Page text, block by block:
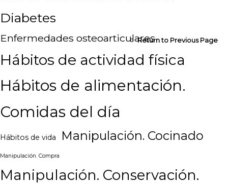
Return to Previous Page
Diabetes
Enfermedades osteoarticulares
Hábitos de actividad física
Hábitos de alimentación.
Comidas del día
Hábitos de vida Manipulación. Cocinado
Manipulación. Compra
Manipulación. Conservación.